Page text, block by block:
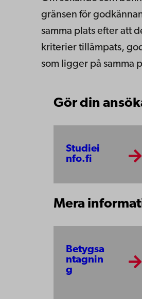
gränsen för
samma plats efter att
kriterier tillämpats,
som ligger på samma
Gör din
Studiei
nfo.fi
Mera
Betygsa
ntagnin
g